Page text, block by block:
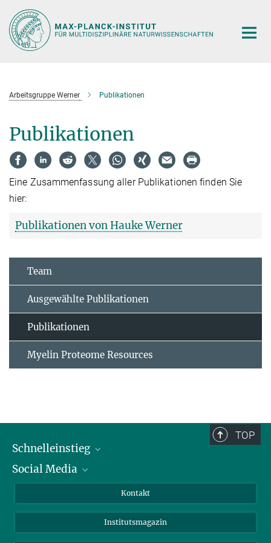
Hauptinhalt
Arbeitsgruppe Werner Publikationen
Publikationen
Eine Zusammenfassung aller Publikationen finden Sie
hier:
Publikationen von Hauke Werner
Team
Ausgewählte Publikationen
Publikationen
Myelin Proteome Resources
TOP
Schnelleinstieg
Alumni
Fördernde
Social Media
Bluesky
Facebook
Kontakt
Institutsmagazin